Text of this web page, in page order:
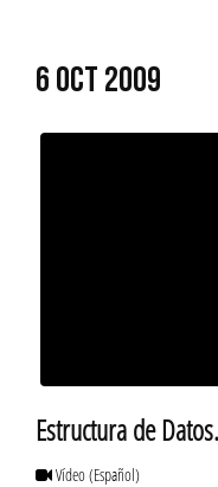
6 OCT 2009
Estructura de
Vídeo(Español)